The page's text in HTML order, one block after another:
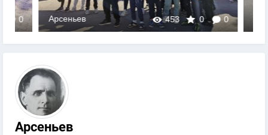
453 0 0
Арсеньев Арсеньев
Арсеньев